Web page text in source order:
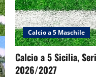
Calcio a 5 Maschile
Calcio a 5 Sicilia,
2026/2027